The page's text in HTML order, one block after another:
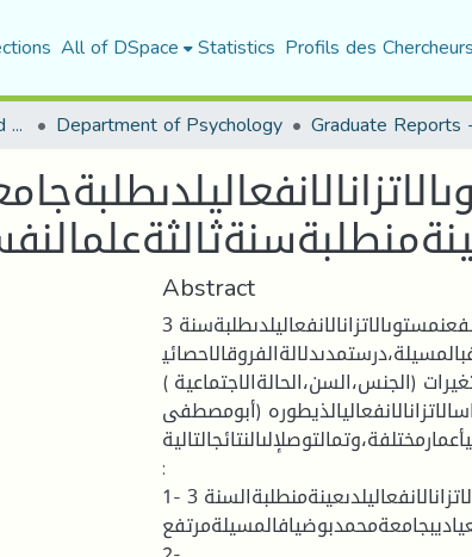
All of DSpace Statistics Profils des Chercheurs
Faculty of Humanities and Social Sciences Department of Psychology
Abstract
هدفتالدراسةإلىالكشفعنمستوىالاتزانالانفعاليلدىطلبةسنة 3
(الجنس،السن،الحالةالاجتماعية )
(أبومصطفى
87 طالبوطالبةفيأعمارمختلفة،وتمالتوصلإلىالنتائجالتالية
:
1- مستوىالاتزانالانفعاليلدىعينةمنطلبةالسنة 3